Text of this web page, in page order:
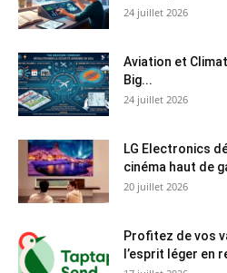
24 juillet 2026
Aviation et
Big...
24 juillet 2026
LG Electronics
cinéma haut de
20 juillet 2026
Profitez de vos
l’esprit léger en